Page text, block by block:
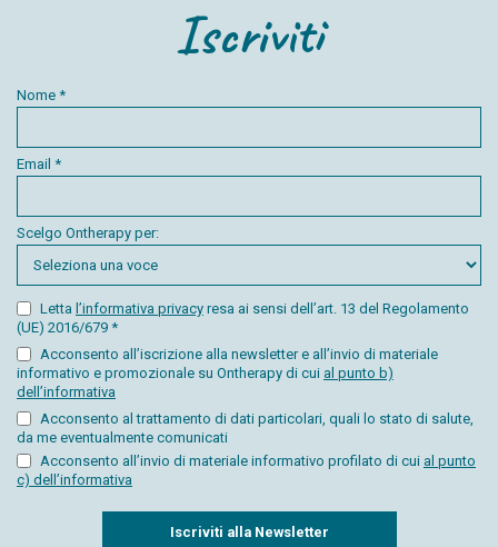
Iscriviti
Nome *
Email *
Scelgo Ontherapy per:
Letta l’informativa privacy resa ai sensi dell’art. 13 del Regolamento
(UE) 2016/679 *
Acconsento all’iscrizione alla newsletter e all’invio di materiale
informativo e promozionale su Ontherapy di cui al punto b)
dell’informativa
Acconsento al trattamento di dati particolari, quali lo stato di salute,
da me eventualmente comunicati
Acconsento all’invio di materiale informativo profilato di cui al punto
c) dell’informativa